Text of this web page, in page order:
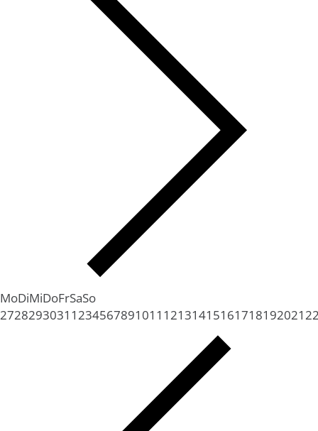
MoDiMiDoFrSaSo
2728293031 1234567891011 12131415161718192021